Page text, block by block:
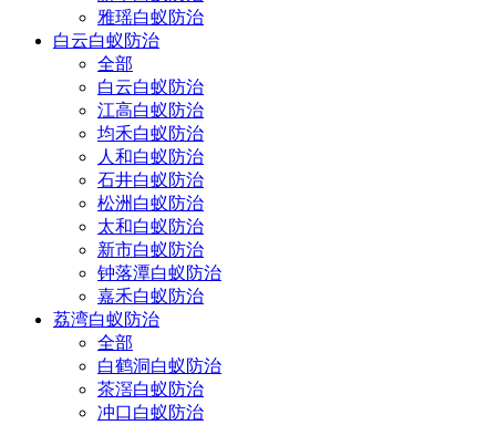
雅瑶白蚁防治
白云白蚁防治
全部
白云白蚁防治
江高白蚁防治
均禾白蚁防治
人和白蚁防治
石井白蚁防治
松洲白蚁防治
太和白蚁防治
新市白蚁防治
钟落潭白蚁防治
嘉禾白蚁防治
荔湾白蚁防治
全部
白鹤洞白蚁防治
茶滘白蚁防治
冲口白蚁防治